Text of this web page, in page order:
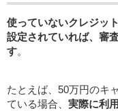
使っていないクレジッ
設定されていれば、審
す。
たとえば、50万円のキ
ている場合、 実際に利